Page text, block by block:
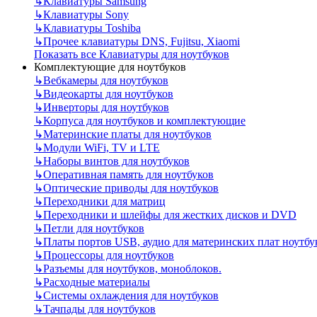
↳Клавиатуры Sony
↳Клавиатуры Toshiba
↳Прочее клавиатуры DNS, Fujitsu, Xiaomi
Показать все Клавиатуры для ноутбуков
Комплектующие для ноутбуков
↳Вебкамеры для ноутбуков
↳Видеокарты для ноутбуков
↳Инверторы для ноутбуков
↳Корпуса для ноутбуков и комплектующие
↳Материнские платы для ноутбуков
↳Модули WiFi, TV и LTE
↳Наборы винтов для ноутбуков
↳Оперативная память для ноутбуков
↳Оптические приводы для ноутбуков
↳Переходники для матриц
↳Переходники и шлейфы для жестких дисков и DVD
↳Петли для ноутбуков
↳Платы портов USB, аудио для материнских плат
↳Процессоры для ноутбуков
↳Разъемы для ноутбуков, моноблоков.
↳Расходные материалы
↳Системы охлаждения для ноутбуков
↳Тачпады для ноутбуков